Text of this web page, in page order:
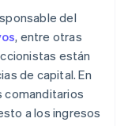
del
, entre otras
están
de capital. En
comanditarios
a los ingresos